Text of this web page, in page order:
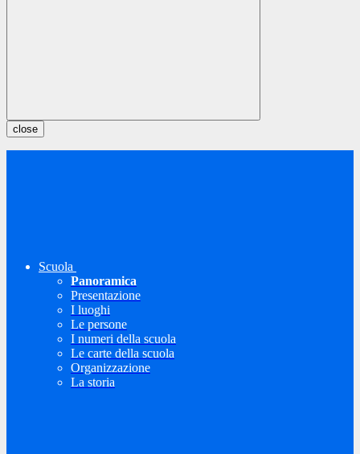
close
Scuola
Panoramica
Presentazione
I luoghi
Le persone
I numeri della scuola
Le carte della scuola
Organizzazione
La storia